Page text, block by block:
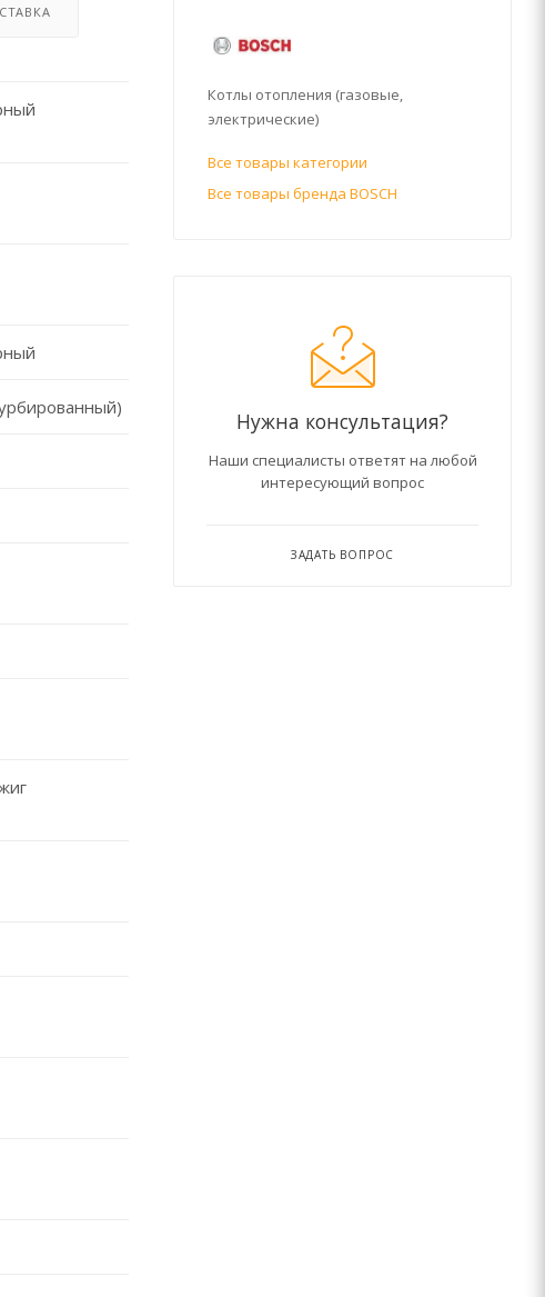
Котлы отопления (газовые,
электрические)
Все товары категории
Все товары бренда BOSCH
Нужна консультация?
Наши специалисты ответят на любой
интересующий вопрос
ЗАДАТЬ ВОПРОС